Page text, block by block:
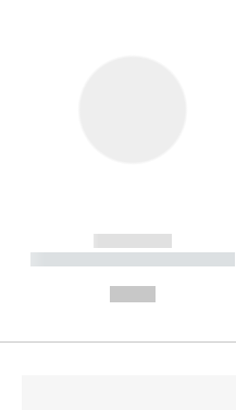
------------
----------- ----------- --------